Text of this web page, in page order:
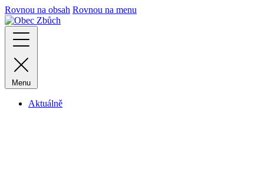
Rovnou na obsah Rovnou na menu
Menu
Aktuálně